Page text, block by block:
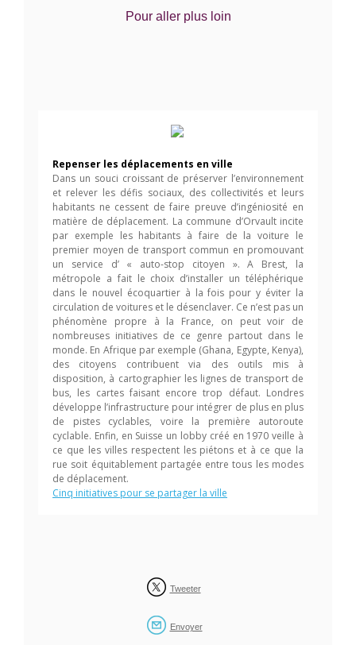
Pour aller plus loin
Repenser les déplacements en ville
Dans un souci croissant de préserver l’environnement
et relever les défis sociaux, des collectivités et leurs
habitants ne cessent de faire preuve d’ingéniosité en
matière de déplacement. La commune d’Orvault incite
par exemple les habitants à faire de la voiture le
premier moyen de transport commun en promouvant
un service d’ « auto-stop citoyen ». A Brest, la
métropole a fait le choix d’installer un téléphérique
dans le nouvel écoquartier à la fois pour y éviter la
circulation de voitures et le désenclaver. Ce n’est pas un
phénomène propre à la France, on peut voir de
nombreuses initiatives de ce genre partout dans le
monde. En Afrique par exemple (Ghana, Egypte, Kenya),
des citoyens contribuent via des outils mis à
disposition, à cartographier les lignes de transport de
bus, les cartes faisant encore trop défaut. Londres
développe l’infrastructure pour intégrer de plus en plus
de pistes cyclables, voire la première autoroute
cyclable. Enfin, en Suisse un lobby créé en 1970 veille à
ce que les villes respectent les piétons et à ce que la
rue soit équitablement partagée entre tous les modes
de déplacement.
Cinq initiatives pour se partager la ville
Tweeter
Envoyer